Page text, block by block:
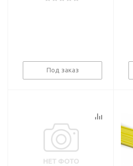
Под заказ